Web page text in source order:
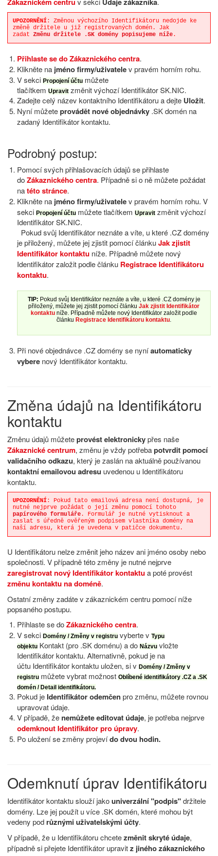
UPOZORNĚNÍ : Změnou výchozího Identifikátoru nedojde ke
změně držitele u již registrovaných domén. Jak
zadat Změnu držitele .SK domény popisujeme níže .
Přihlaste se doZákaznického centra.
Klikněte na jméno firmy/uživatelev pravém horním rohu.
V sekci Propojení účtu můžete
tlačítkem Upravit změnit výchozí Identifikátor SK.NIC.
Zadejte celý název kontaktního Identifikátoru a dejte Uložit.
Nyní můžeteprovádět nové objednávky .SK domén na
zadaný Identifikátor kontaktu.
Podrobný postup:
Pomocí svých přihlašovacích údajů se přihlaste
doZákaznického centra. Případně si o ně můžete požádat
natéto stránce.
Klikněte na jméno firmy/uživatelev pravém horním rohu. V
sekci Propojení účtu můžete tlačítkem Upravit změnit výchozí
Identifikátor SK.NIC.
Pokud svůj Identifikátor neznáte a víte, u které .CZ domény
je přiložený, můžete jej zjistit pomocí článkuJak zjistit
Identifikátor kontaktu níže. Případně můžete nový
Identifikátor založit podle článku Registrace Identifikátoru
kontaktu.
TIP: Pokud svůj Identifikátor neznáte a víte, u které .CZ domény je
přiložený, můžete jej zjistit pomocí článku Jak zjistit Identifikátor
kontaktu níže. Případně můžete nový Identifikátor založit podle
článku Registrace Identifikátoru kontaktu.
Při nové objednávce .CZ domény se nyníautomaticky
vybere nový Identifikátor kontaktu.
Změna údajů na Identifikátoru
kontaktu
Změnu údajů můžeteprovést elektronickypřes naše
Zákaznické centrum, změnu je vždy potřebapotvrdit pomocí
validačního odkazu, který je zaslán na aktuálně používanou
kontaktní emailovou adresu uvedenou u Identifikátoru
kontaktu.
UPOZORNĚNÍ : Pokud tato emailová adresa není dostupná, je
nutné nejprve požádat o její změnu pomocí tohoto
papírového formuláře . Formulář je nutné vytisknout a
zaslat s úředně ověřeným podpisem vlastníka domény na
naší adresu, která je uvedena v patičce dokumentu.
U Identifikátoru nelze změnit jeho název ani jméno osoby nebo
společnosti. V případně této změny je nutné nejprve
zaregistrovat nový Identifikátor kontaktua poté provést
změnu kontaktu na doméně.
Ostatní změny zadáte v zákaznickém centru pomocí níže
popsaného postupu.
Přihlaste se doZákaznického centra.
V sekci Domény / Změny v registru vyberte v Typu
objektu Kontakt (pro .SK doménu) a do Názvu vložte
Identifikátor kontaktu. Alternativně, pokud je na
účtu Identifikátor kontaktu uložen, si v Domény / Změny v
registru můžete vybrat možnost Oblíbené identifikátory .CZ a .SK
domén / Detail identifikátoru.
Pokud je Identifikátor odemčenpro změnu, můžete rovnou
upravovat údaje.
V případě, že nemůžete editovat údaje, je potřeba nejprve
odemknout Identifikátor pro úpravy.
Po uložení se změny projevído dvou hodin.
Odemknutí úprav Identifikátoru
Identifikátor kontaktu slouží jakouniverzální "podpis"držitele
domény. Lze jej použít u více .SK domén, které mohou být
vedeny pod různými uživatelskými účty.
V případě, že u Identifikátoru chcetezměnit skryté údaje,
případně si přejete Identifikátor upravitz jiného zákaznického